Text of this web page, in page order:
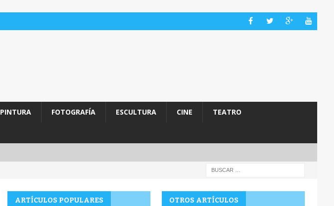
PINTURA FOTOGRAFÍA ESCULTURA CINE TEATRO
ARTÍCULOS POPULARES OTROS ARTÍCULOS